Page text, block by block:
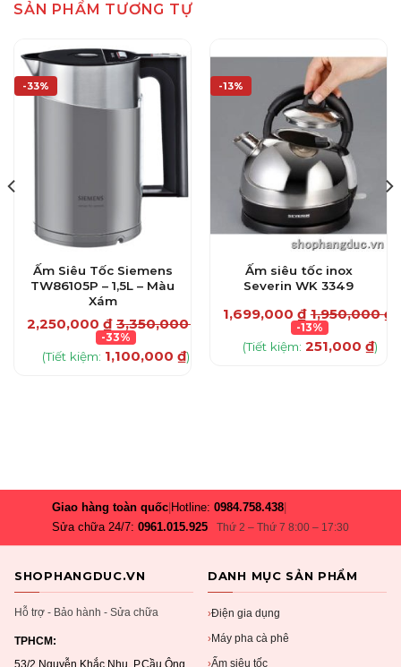
SẢN PHẨM TƯƠNG TỰ
-33%
Ấm Siêu Tốc Siemens
TW86105P – 1,5L – Màu
Xám
2,250,000 ₫ 3,350,000
-33%
(Tiết kiệm: 1,100,000₫)
-13%
Ấm siêu tốc inox
Severin WK 3349
1,699,000 ₫ 1,950,000₫
-13%
(Tiết kiệm: 251,000 ₫)
Giao hàng toàn quốc Hotline:0984.758.438
Sửa chữa 24/7:0961.015.925 Thứ 2 – Thứ 7 8:00 – 17:30
SHOPHANGDUC.VN
Hỗ trợ - Bảo hành - Sửa chữa
TPHCM:
53/2 Nguyễn Khắc Nhu, P.Cầu Ông
DANH MỤC SẢN PHẨM
›Điện gia dụng
›Máy pha cà phê
›Ấm siêu tốc